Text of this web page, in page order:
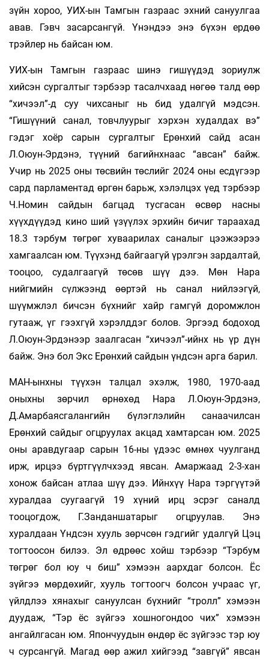
зүйн хороо, УИХ-ын Тамгын газраас эхний сануулгаа
авав. Гэвч засарсангүй. Үнэндээ энэ бүхэн ердөө
трэйлер нь байсан юм.
УИХ-ын Тамгын газраас шинэ гишүүдэд зориулж
хийсэн сургалтыг тэрбээр тасалчхаад нөгөө талд өөр
“хичээл”-д суу­ чих­саныг нь бид удалгүй мэдсэн.
“Гишүүний санал, товчлуурыг хэрхэн худалдах вэ”
гэдэг хоёр сарын сургалтыг Ерөнхий сайд асан
Л.Оюун-Эрдэнэ, түүний багийнхнаас “авсан” байж.
Учир нь 2025 оны төсвийн төслийг 2024 оны есдүгээр
сард парламентад өргөн барьж, хэлэлцэх үед тэрбээр
Ч.Номин сайдын багцад тусгасан өсвөр насны
хүүхдүүдэд кино ший үзүүлэх эрхийн бичиг тараахад
18.3 тэрбум төгрөг хуваарилах саналыг цээжээрээ
хамгаалсан юм. Түүхэнд байгаагүй үрэлгэн зардалтай,
тооцоо, судалгаагүй төсөв шүү дээ. Мөн Нара
нийгмийн сүлжээнд өөртэй нь санал нийлээгүй,
шүүмжлэл бичсэн бүхнийг хайр гамгүй доромжлон
гутааж, үг гээхгүй хэрэлддэг болов. Эргээд бодоход
Л.Оюун-Эрдэнээр заалгасан “хичээл”-ийнх нь үр дүн
байж. Энэ бол Экс Ерөнхий сайдын үндсэн арга барил.
МАН-ынхны түүхэн талцал эхэлж, 1980, 1970-аад
оныхны зөрчил өрнөхөд Нара Л.Оюун-Эрдэнэ,
Д.Амарбаясгалангийн бүлэг­лэлийн санаачилсан
Ерөнхий сайдыг огцруулах акцад хамтарсан юм. 2025
оны аравдугаар сарын 16-ны үдээс өмнөх чуулганд
ирж, ирцээ бүртгүүлчхээд явсан. Амаржаад 2-3-хан
хонож байсан атлаа шүү дээ. Ийнхүү Нара тэргүүтэй
хуралдаа суугаагүй 19 хүний ирц эсрэг саналд
тооцогдож, Г.Занданшатарыг огцруулав. Энэ
хуралдаан Үндсэн хууль зөрчсөн гэдгийг удалгүй Цэц
тогтоосон билээ. Эл өдрөөс хойш тэрбээр “Тэрбум
төгрөг бол юу ч биш” хэмээн аархдаг болсон. Ёс
зүйгээ мөрдөхийг, хууль тогтоогч болсон учраас үг,
үйлдлээ хянахыг сануулсан бүхнийг “тролл” хэмээн
дуудаж, “Тэр ёс зүйгээ хошногондоо чих” хэмээн
ангайлгасан юм. Япончуудын өндөр ёс зүйгээс тэр юу
ч сурсангүй. Магад өөр ажил хийгээд “завгүй” явсан